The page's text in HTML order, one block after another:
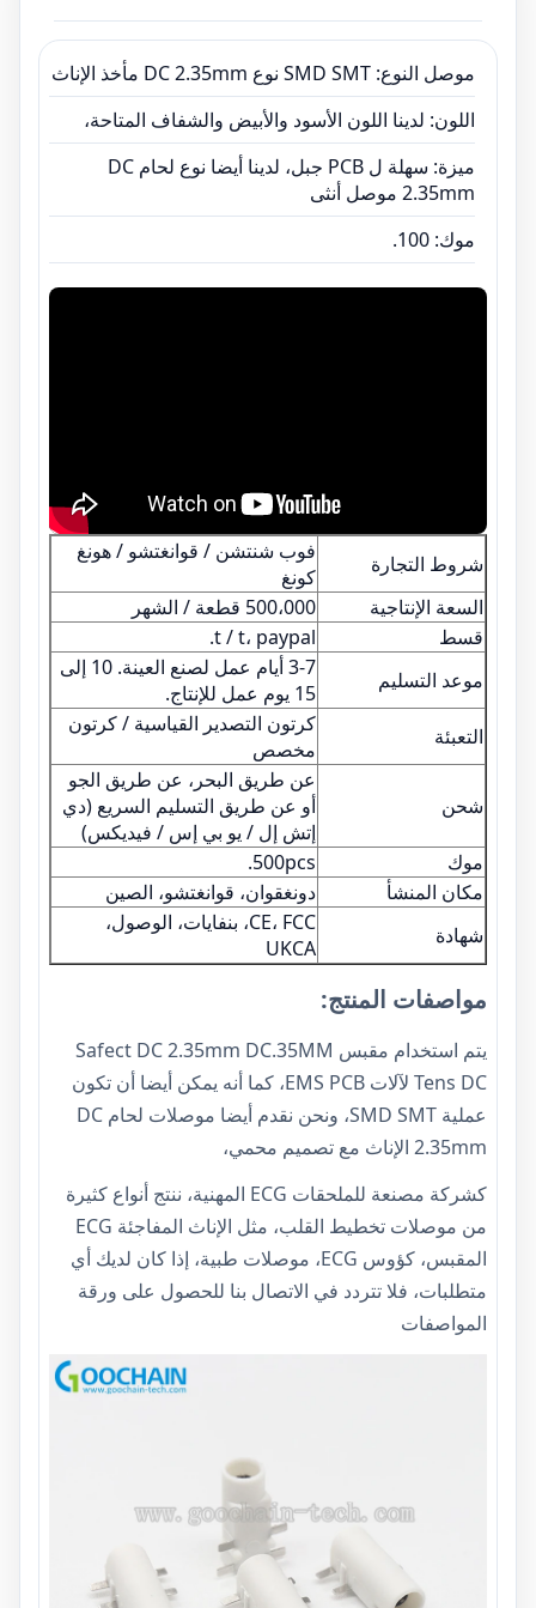
موصل النوع: SMD SMT نوع DC 2.35mm مأخذ الإناث
اللون: لدينا اللون الأسود والأبيض والشفاف المتاحة،
ميزة: سهلة ل PCB جبل، لدينا أيضا نوع لحام DC
2.35mm موصل أنثى
موك: 100.
شروط التجارة
فوب شنتشن / قوانغتشو / هونغ
كونغ
السعة الإنتاجية
500،000 قطعة / الشهر
قسط
t / t، paypal.
موعد التسليم
3-7 أيام عمل لصنع العينة. 10 إلى
15 يوم عمل للإنتاج.
التعبئة
كرتون التصدير القياسية / كرتون
مخصص
شحن
عن طريق البحر، عن طريق الجو
أو عن طريق التسليم السريع (دي
إتش إل / يو بي إس / فيديكس)
موك
500pcs.
مكان المنشأ
دونغقوان، قوانغتشو، الصين
شهادة
CE، FCC، بنفايات، الوصول،
UKCA
مواصفات المنتج:
يتم استخدام مقبس Safect DC 2.35mm DC.35MM
Tens DC لآلات EMS PCB، كما أنه يمكن أيضا أن تكون
عملية SMD SMT، ونحن نقدم أيضا موصلات لحام DC
2.35mm الإناث مع تصميم محمي،
كشركة مصنعة للملحقات ECG المهنية، ننتج أنواع كثيرة
من موصلات تخطيط القلب، مثل
الإناث المفاجئة ECG
المقبس
، كؤوس ECG، موصلات طبية، إذا كان لديك أي
متطلبات، فلا تتردد في الاتصال بنا للحصول على ورقة
المواصفات